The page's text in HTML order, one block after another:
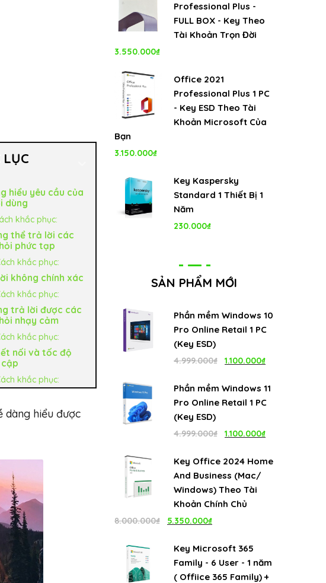
LỤC
hiểu yêu cầu của
dùng
khắc phục:
thể trả lời các
phức tạp
khắc phục:
không chính xác
khắc phục:
trả lời được các
nhạy cảm
khắc phục:
nối và tốc độ
khắc phục:
dàng hiểu được
Professional Plus -
FULL BOX - Key Theo
Tài Khoản Trọn Đời
3.550.000₫
Office 2021
Professional Plus 1 PC
- Key ESD Theo Tài
Khoản Microsoft Của
Bạn
3.150.000₫
Key Kaspersky
Standard 1 Thiết Bị 1
Năm
230.000₫
SẢN PHẨM MỚI
Phần mềm Windows 10
Pro Online Retail 1 PC
(Key ESD)
4.999.000₫
Giá
là:
1.100.000₫
tại
Phần mềm Windows 11
Pro Online Retail 1 PC
(Key ESD)
4.999.000₫
Giá
là:
4.999.000₫.
1.100.000₫
tại
Key Office 2024 Home
And Business (Mac/
Windows) Theo Tài
Khoản Chính Chủ
8.000.000₫
Giá
là:
8.000.000₫.
5.350.000₫
tại
là:
Key Microsoft 365
Family - 6 User - 1 năm
( Offiice 365 Family) +